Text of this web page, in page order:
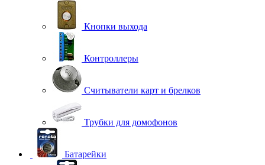
Кнопки выхода
Контроллеры
Считыватели карт и брелков
Трубки для домофонов
Батарейки